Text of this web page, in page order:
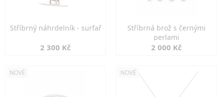
Stříbrný náhrdelník - surfař
2 300 Kč
Stříbrná brož s černými
perlami
2 000 Kč
NOVÉ NOVÉ